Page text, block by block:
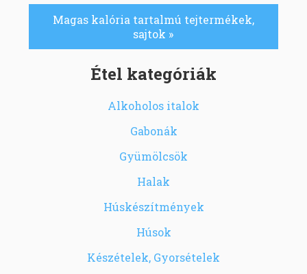
Magas kalória tartalmú tejtermékek,
sajtok »
Étel kategóriák
Alkoholos italok
Gabonák
Gyümölcsök
Halak
Húskészítmények
Húsok
Készételek, Gyorsételek